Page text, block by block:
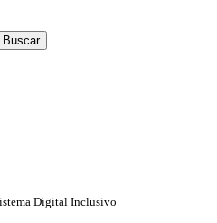
Buscar
Digital Inclusivo